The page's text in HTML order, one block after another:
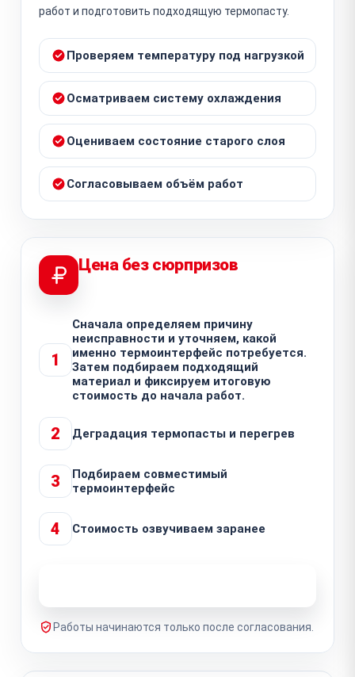
работ и подготовить подходящую термопасту.
Проверяем температуру под нагрузкой
Осматриваем систему охлаждения
Оцениваем состояние старого слоя
Согласовываем объём работ
Цена без сюрпризов
1
Сначала определяем причину
неисправности и уточняем, какой
именно термоинтерфейс потребуется.
Затем подбираем подходящий
материал и фиксируем итоговую
стоимость до начала работ.
2 Деградация термопасты и перегрев
3
Подбираем совместимый
термоинтерфейс
4 Стоимость озвучиваем заранее
Работы начинаются только после согласования.